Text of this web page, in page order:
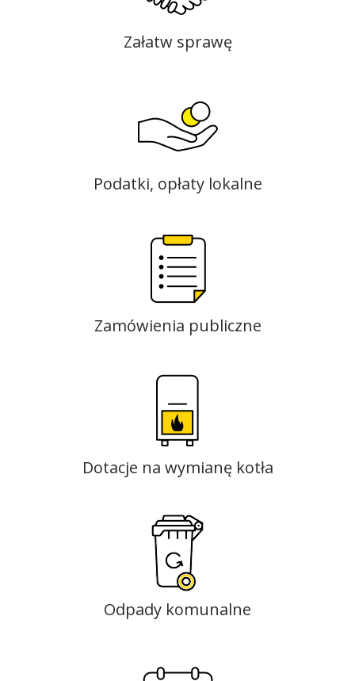
Załatw sprawę
Podatki, opłaty lokalne
Zamówienia publiczne
Dotacje na wymianę kotła
Odpady komunalne